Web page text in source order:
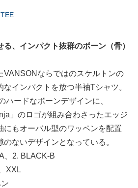
、インパクト抜群のボーン（骨）
VANSONならではのスケルトンの
インパクトを放つ半袖Tシャツ。
ハードなボーンデザインに、
」のロゴが組み合わさったエッジ
にもオーバル型のワッペンを配置
ないデザインとなっている。
、2. BLACK-B
XXL